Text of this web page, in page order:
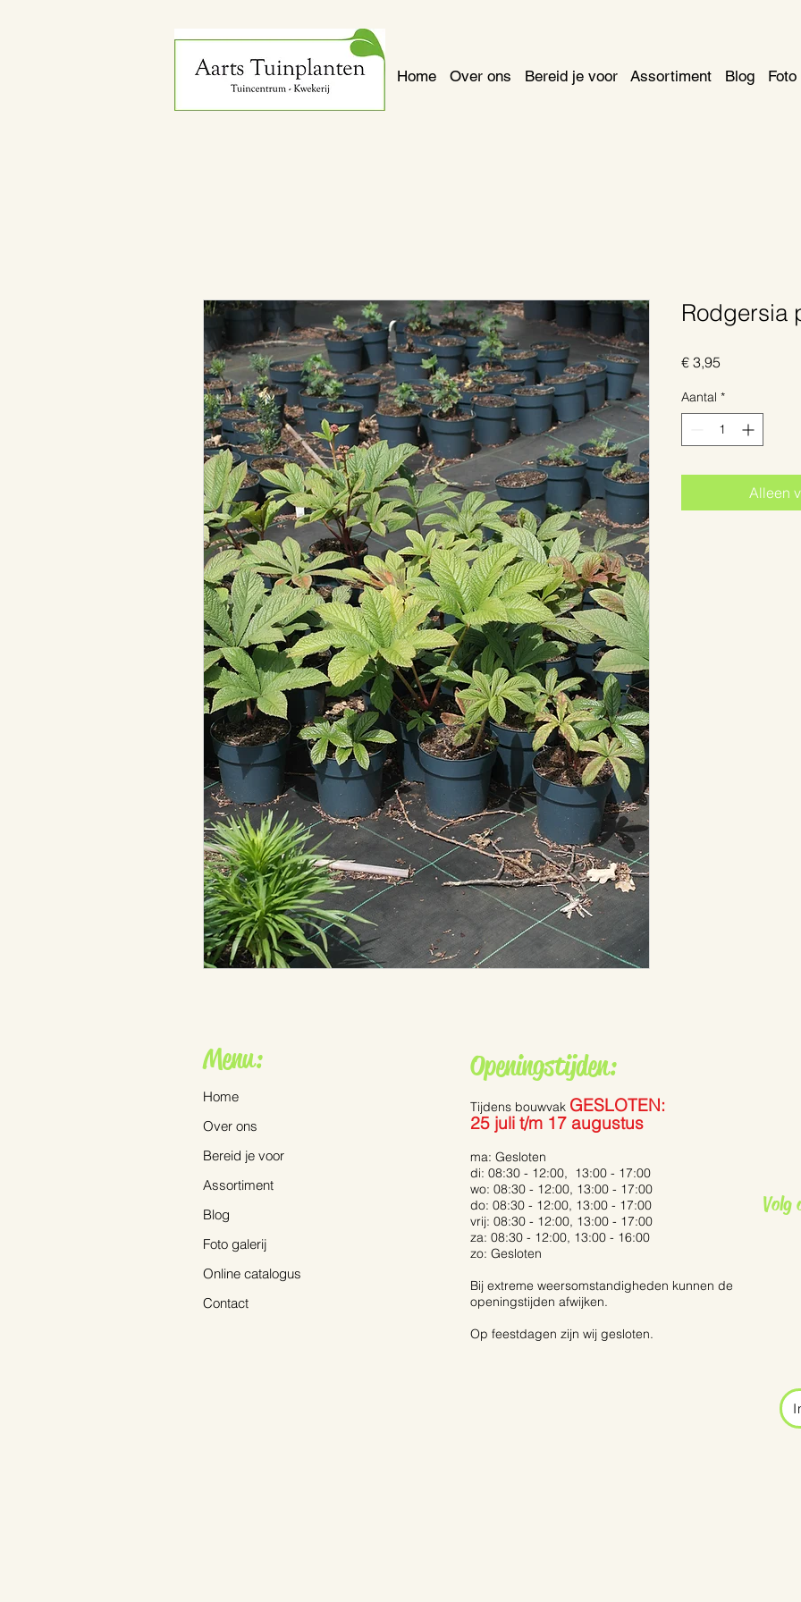
Home Over ons Bereid je voor Assortiment Blog
Rodgersia
€ 3,95
Aantal *
Alleen
Home
Over ons
Bereid je voor
Assortiment
Blog
Foto galerij
Online catalogus
Contact
Menu: Openingstijden:
Tijdens bouwvak GESLOTEN:
25 juli t/m 17 augustus
ma: Gesloten
di: 08:30 - 12:00, 13:00 - 17:00
wo: 08:30 - 12:00, 13:00 - 17:00
do: 08:30 - 12:00, 13:00 - 17:00
vrij: 08:30 - 12:00, 13:00 - 17:00
za: 08:30 - 12:00, 13:00 - 16:00
zo: Gesloten
Bij extreme weersomstandigheden kunnen de
openingstijden afwijken.
Op feestdagen zijn wij gesloten.
Volg